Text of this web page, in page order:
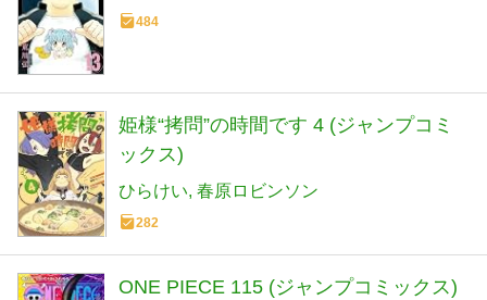
484
姫様“拷問”の時間です 4 (ジャンプコミ
ックス)
ひらけい 春原ロビンソン
282
ONE PIECE 115 (ジャンプコミックス)